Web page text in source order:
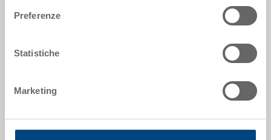
Preferenze
Statistiche
Marketing
Misura:
Colore:
Richiedi offerta